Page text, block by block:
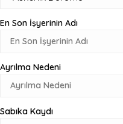
En Son İşyerinin Adı
Ayrılma Nedeni
Sabıka Kaydı